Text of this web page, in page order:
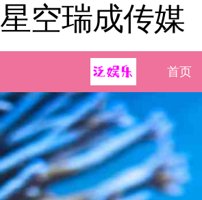
星空瑞成传媒
首页